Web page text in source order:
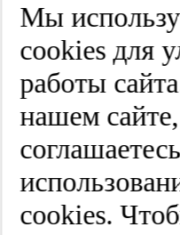
Эссенциальная
тромбоцитемия
Первичный
Общий
процент
Общая оценка
Мы
cооkies для
работы
нашем
cооkies.